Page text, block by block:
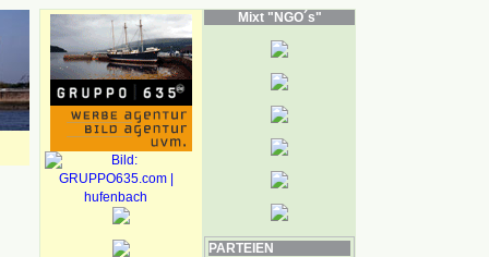
Mixt "NGO´s"
PARTEIEN